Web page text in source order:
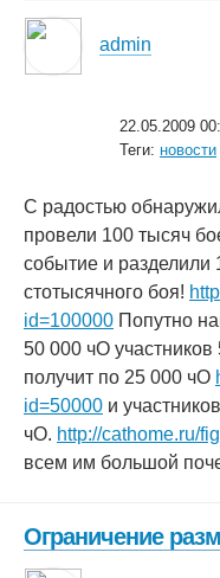
admin
22.05.2009
Теги: новости
С радостью
провели 100 тысяч
событие и разделили
стотысячного боя!
id=100000 Попутно
50 000 чО
получит по 25 000 чО
id=50000 и
чО. http://cathome.ru/
всем им большой
Ограничение